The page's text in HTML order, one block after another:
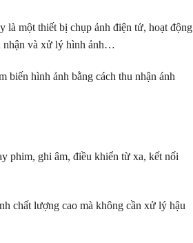
là một thiết bị chụp ảnh điện tử, hoạt động
nhận và xử lý hình ảnh…
biến hình ảnh bằng cách thu nhận ánh
phim, ghi âm, điều khiển từ xa, kết nối
chất lượng cao mà không cần xử lý hậu